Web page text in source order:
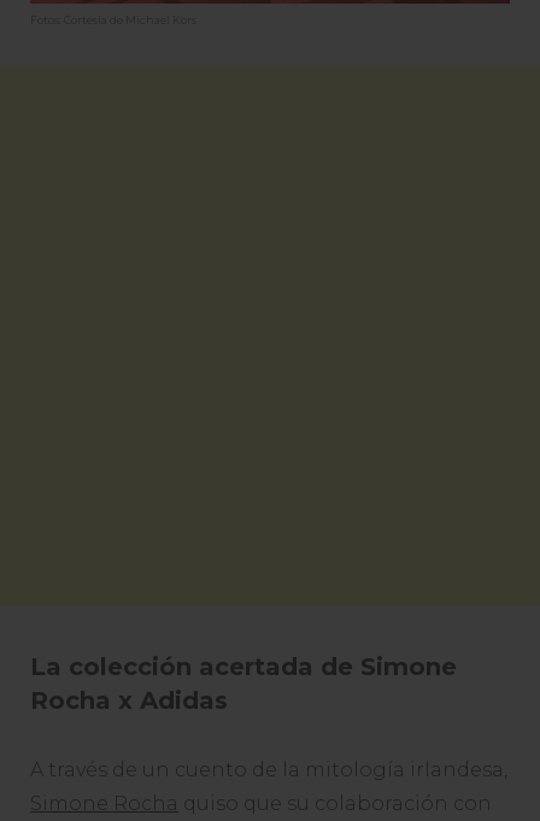
Fotos: Cortesía de Michael Kors
La colección acertada de Simone
Rocha x Adidas
A través de un cuento de la mitología irlandesa,
Simone Rocha quiso que su colaboración con